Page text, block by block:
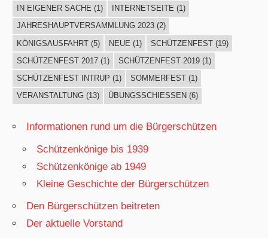
IN EIGENER SACHE (1) INTERNETSEITE (1)
JAHRESHAUPTVERSAMMLUNG 2023(2)
KÖNIGSAUSFAHRT(5) NEUE (1) SCHÜTZENFEST(19)
SCHÜTZENFEST 2017(1) SCHÜTZENFEST 2019(1)
SCHÜTZENFEST INTRUP (1) SOMMERFEST(1)
VERANSTALTUNG(13) ÜBUNGSSCHIESSEN (6)
Informationen rund um die Bürgerschützen
Schützenkönige bis 1939
Schützenkönige ab 1949
Kleine Geschichte der Bürgerschützen
Den Bürgerschützen beitreten
Der aktuelle Vorstand